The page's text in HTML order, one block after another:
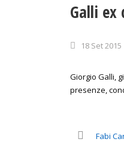
Galli
18 Set 2015
Giorgio Galli,
presenze,
Fabi